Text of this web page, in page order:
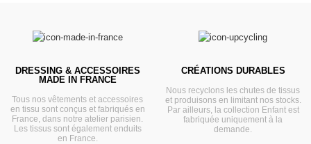
DRESSING & ACCESSOIRES
MADE IN FRANCE
Tous nos vêtements et accessoires
en tissu sont conçus et fabriqués en
France, dans notre atelier parisien.
Les tissus sont également enduits
en France.
CRÉATIONS DURABLES
Nous recyclons les chutes de tissus
et produisons en limitant nos stocks.
Par ailleurs, la collection Enfant est
fabriquée uniquement à la
demande.